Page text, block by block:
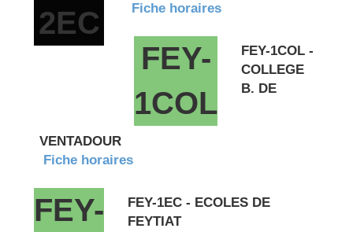
2EC
Fiche horaires
FEY-
1COL
FEY-1COL -
COLLEGE
B. DE
VENTADOUR
Fiche horaires
FEY-
FEY-1EC - ECOLES DE
FEYTIAT